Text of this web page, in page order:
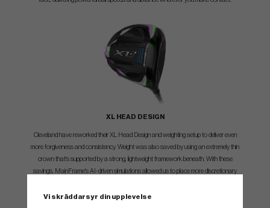
XL HEAD DESIGN
Cleveland have reworked their XL Head Design and weighting setup to deliver even
more forgiveness and consistency. Weight was also saved by using an extremely thin
crown that's supported by a strong, lightweight framework beneath. With these
savings, MainFrame's AI-driven simulations allowed us to place more discretionary
ball flight.
Vi skräddarsyr din upplevelse